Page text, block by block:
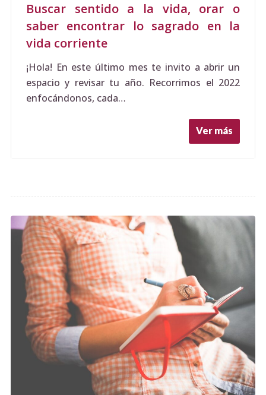
Buscar sentido a la vida, orar o
saber encontrar lo sagrado en la
vida corriente
¡Hola! En este último mes te invito a abrir un
espacio y revisar tu año. Recorrimos el 2022
enfocándonos, cada…
Ver más